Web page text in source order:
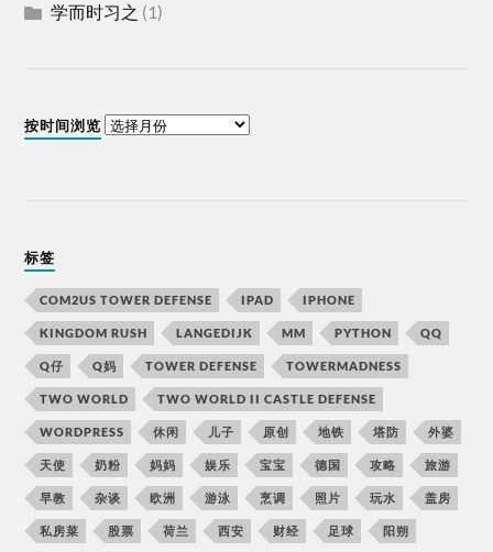
学而时习之 (1)
按时间浏览
标签
COM2US TOWER DEFENSE IPAD IPHONE
KINGDOM RUSH LANGEDIJK MM PYTHON QQ
Q仔 Q妈 TOWER DEFENSE TOWERMADNESS
TWO WORLD TWO WORLD II CASTLE DEFENSE
WORDPRESS 休闲 儿子 原创 地铁 塔防 外婆
天使 奶粉 妈妈 娱乐 宝宝 德国 攻略 旅游
早教 杂谈 欧洲 游泳 烹调 照片 玩水 盖房
私房菜 股票 荷兰 西安 财经 足球 阳朔